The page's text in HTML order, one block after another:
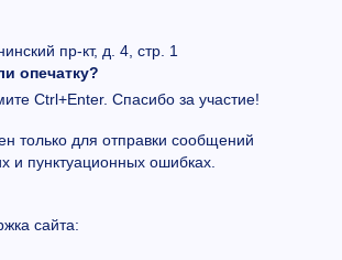
пр-кт, д. 4, стр. 1
опечатку?
Ctrl+Enter. Спасибо за участие!
только для отправки сообщений
и пунктуационных ошибках.
сайта: